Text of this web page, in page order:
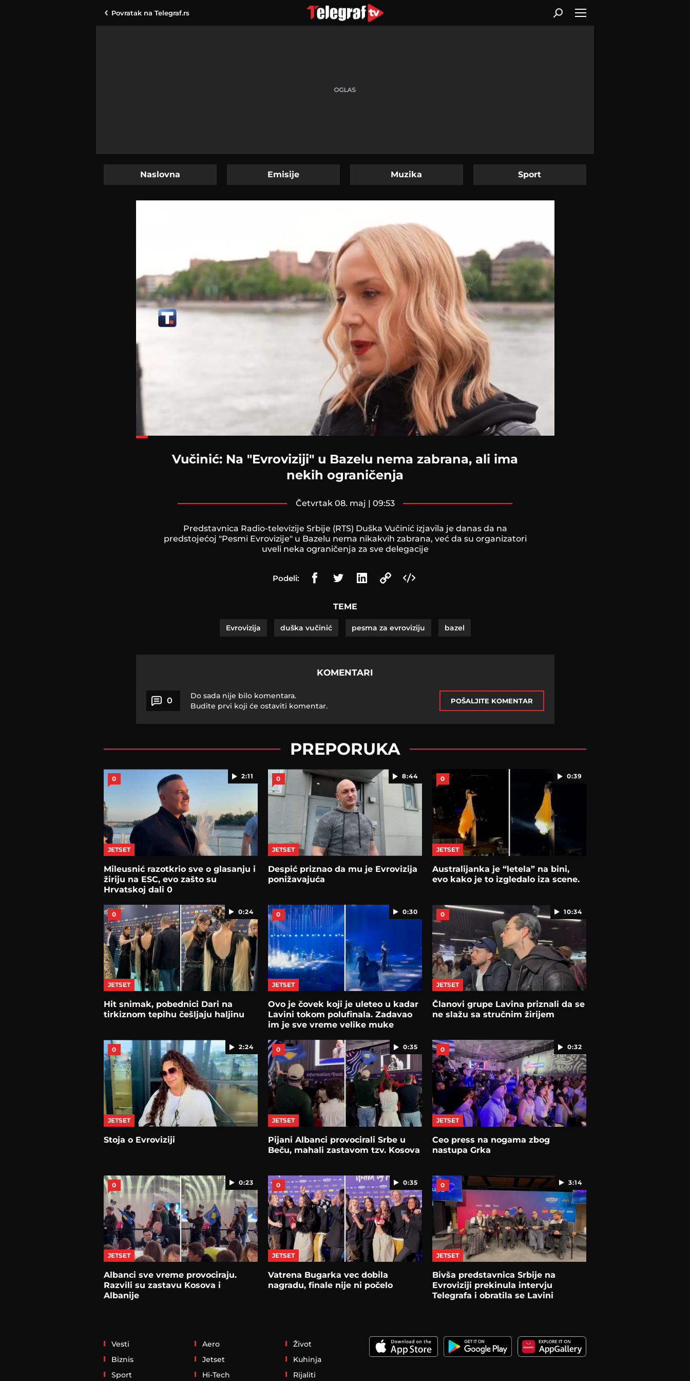
Povratak na Telegraf.rs
Naslovna Emisije Muzika Sport
Vučinić: Na "Evroviziji" u Bazelu nema zabrana, ali ima
nekih ograničenja
četvrtak 08. maj | 09:53
Predstavnica Radio-televizije Srbije (RTS) Duška Vučinić izjavila je danas da na
predstojećoj "Pesmi Evrovizije" u Bazelu nema nikakvih zabrana, već da su organizatori
uveli neka ograničenja za sve delegacije
Podeli:
TEME
Evrovizija duška vučinić pesma za evroviziju bazel
KOMENTARI
0
Do sada nije bilo komentara.
Budite prvi koji će ostaviti komentar.
POŠALJITE KOMENTAR
PREPORUKA
2:11
0
JETSET
Mileusnić razotkrio sve o glasanju i
žiriju na ESC, evo zašto su
Hrvatskoj dali 0
8:44
0
JETSET
Despić priznao da mu je Evrovizija
ponižavajuća
0:39
0
JETSET
Australijanka je “letela” na bini,
evo kako je to izgledalo iza scene.
0:24
0
JETSET
Hit snimak, pobednici Dari na
tirkiznom tepihu češljaju haljinu
0:30
0
JETSET
Ovo je čovek koji je uleteo u kadar
Lavini tokom polufinala. Zadavao
im je sve vreme velike muke
10:34
0
JETSET
Članovi grupe Lavina priznali da se
ne slažu sa stručnim žirijem
2:24
0
JETSET
Stoja o Evroviziji
0:35
0
JETSET
Pijani Albanci provocirali Srbe u
Beču, mahali zastavom tzv. Kosova
0:32
0
JETSET
Ceo press na nogama zbog
nastupa Grka
0:23
0
JETSET
Albanci sve vreme provociraju.
Razvili su zastavu Kosova i
Albanije
0:35
0
JETSET
Vatrena Bugarka vec dobila
nagradu, finale nije ni počelo
3:14
0
JETSET
Bivša predstavnica Srbije na
Evroviziji prekinula intervju
Telegrafa i obratila se Lavini
Vesti
Biznis
Sport
Aero
Jetset
Hi-Tech
Život
Kuhinja
Rijaliti